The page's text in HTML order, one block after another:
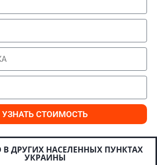
УЗНАТЬ СТОИМОСТЬ
ДРУГИХ НАСЕЛЕННЫХ ПУНКТАХ
УКРАИНЫ